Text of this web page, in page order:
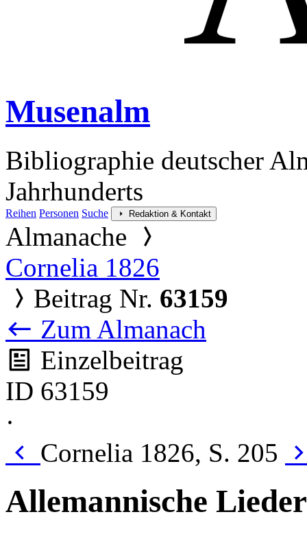
Musenalm
Bibliographie deutscher
Jahrhunderts
Reihen Personen Suche Redaktion & Kontakt
Almanache
Cornelia 1826
Beitrag Nr. 63159
Zum Almanach
Einzelbeitrag
ID 63159
·
Cornelia 1826, S. 205
Allemannische Lieder